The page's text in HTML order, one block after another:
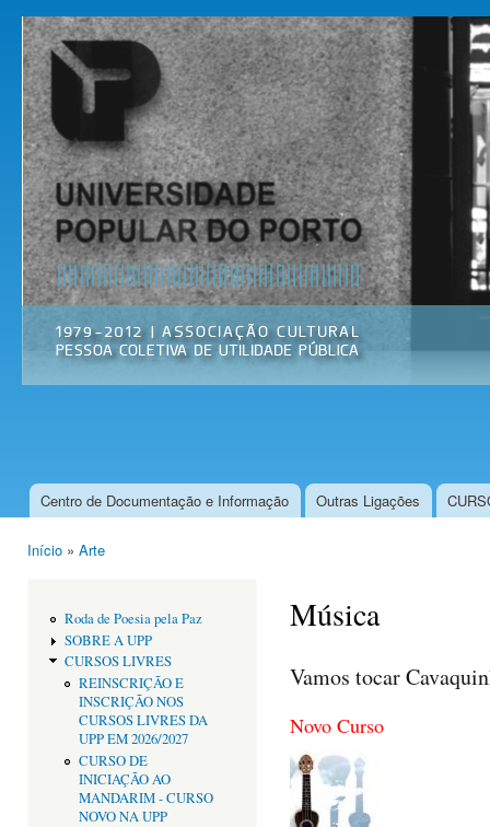
Universidade
Popular do
Porto
Associação
Cultural
Menu principal
Centro de Documentação e Informação Outras Ligações
Início » Arte
Roda de Poesia pela Paz
SOBRE A UPP
CURSOS LIVRES
REINSCRIÇÃO E
INSCRIÇÃO NOS
CURSOS LIVRES DA
UPP EM 2026/2027
CURSO DE
INICIAÇÃO AO
MANDARIM - CURSO
NOVO NA UPP
Música
Vamos tocar
Novo Curso